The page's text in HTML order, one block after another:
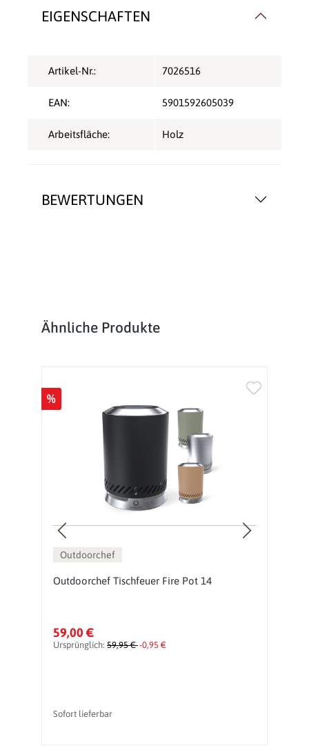
BEWERTUNGEN
EIGENSCHAFTEN
Artikel-Nr.: 7026516
EAN: 5901592605039
Arbeitsfläche: Holz
Produktgalerie überspringen
Ähnliche Produkte
%
Outdoorchef
Outdoorchef Tischfeuer Fire Pot 14
59,00 €
Ursprünglich: 59,95 €-0,95 €
Sofort lieferbar